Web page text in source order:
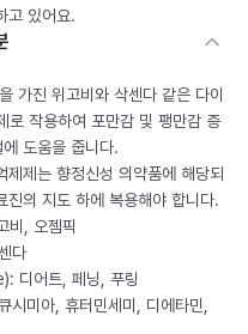
고 있어요.
가진 위고비와 삭센다 같은 다이
로 작용하여 포만감 및 팽만감 증
도움을 줍니다.
제는 향정신성 의약품에 해당되
의 지도 하에 복용해야 합니다.
비, 오젬픽
다
디어트, 페닝, 푸링
미아, 휴터민세미, 디에타민,